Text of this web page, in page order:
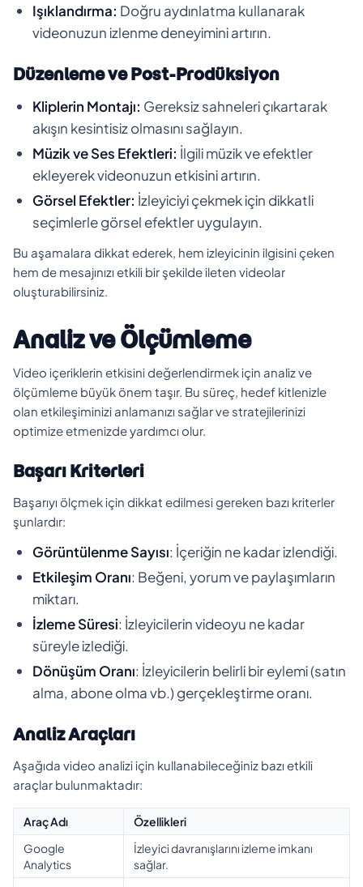
Işıklandırma: Doğru aydınlatma kullanarak
videonuzun izlenme deneyimini artırın.
Düzenleme ve Post-Prodüksiyon
Kliplerin Montajı: Gereksiz sahneleri çıkartarak
akışın kesintisiz olmasını sağlayın.
Müzik ve Ses Efektleri: İlgili müzik ve efektler
ekleyerek videonuzun etkisini artırın.
Görsel Efektler: İzleyiciyi çekmek için dikkatli
seçimlerle görsel efektler uygulayın.
Bu aşamalara dikkat ederek, hem izleyicinin ilgisini çeken
hem de mesajınızı etkili bir şekilde ileten videolar
oluşturabilirsiniz.
Analiz ve Ölçümleme
Video içeriklerin etkisini değerlendirmek için analiz ve
ölçümleme büyük önem taşır. Bu süreç, hedef kitlenizle
olan etkileşiminizi anlamanızı sağlar ve stratejilerinizi
optimize etmenizde yardımcı olur.
Başarı Kriterleri
Başarıyı ölçmek için dikkat edilmesi gereken bazı kriterler
şunlardır:
Görüntülenme Sayısı: İçeriğin ne kadar izlendiği.
Etkileşim Oranı: Beğeni, yorum ve paylaşımların
miktarı.
İzleme Süresi: İzleyicilerin videoyu ne kadar
süreyle izlediği.
Dönüşüm Oranı: İzleyicilerin belirli bir eylemi (satın
alma, abone olma vb.) gerçekleştirme oranı.
Analiz Araçları
Aşağıda video analizi için kullanabileceğiniz bazı etkili
araçlar bulunmaktadır:
Araç Adı
Özellikleri
Google
Analytics
İzleyici davranışlarını izleme imkanı
sağlar.